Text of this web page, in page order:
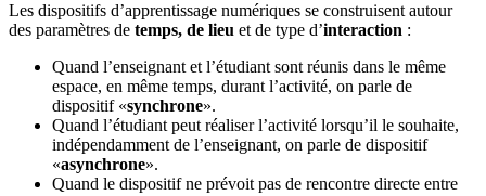
Les dispositifs d’apprentissage numériques se construisent autour
des paramètres de temps, de lieu et de type d’interaction :
Quand l’enseignant et l’étudiant sont réunis dans le même
espace, en même temps, durant l’activité, on parle de
dispositif «synchrone».
Quand l’étudiant peut réaliser l’activité lorsqu’il le souhaite,
indépendamment de l’enseignant, on parle de dispositif
«asynchrone».
Quand le dispositif ne prévoit pas de rencontre directe entre